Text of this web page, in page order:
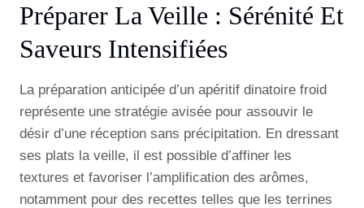
Préparer La Veille : Sérénité Et
Saveurs Intensifiées
La préparation anticipée d’un apéritif dinatoire froid
représente une stratégie avisée pour assouvir le
désir d’une réception sans précipitation. En dressant
ses plats la veille, il est possible d’affiner les
textures et favoriser l’amplification des arômes,
notamment pour des recettes telles que les terrines